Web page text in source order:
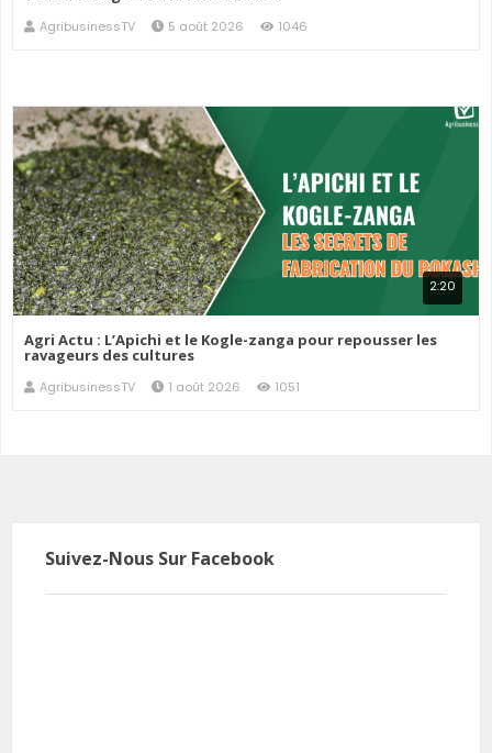
AgribusinessTV 5 août 2026 1046
2:20
Agri Actu : L’Apichi et le Kogle-zanga pour repousser les
ravageurs des cultures
AgribusinessTV 1 août 2026 1051
Suivez-Nous Sur Facebook